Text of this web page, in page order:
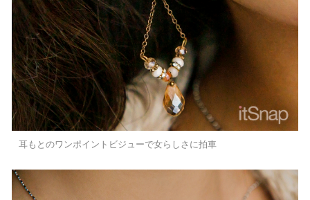
耳もとのワンポイントビジューで女らしさに拍車